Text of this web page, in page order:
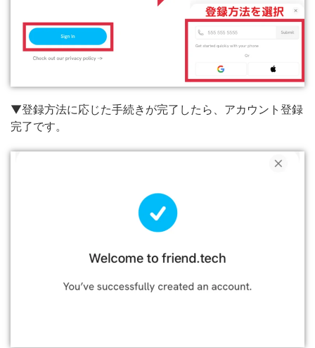
▼登録方法に応じた手続きが完了したら、アカウント登録
完了です。